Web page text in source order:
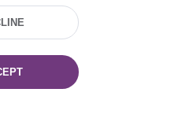
116, Minsk,